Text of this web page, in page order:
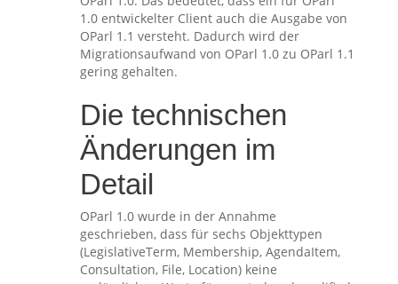
1.0 entwickelter Client auch die Ausgabe von
OParl 1.1 versteht. Dadurch wird der
Migrationsaufwand von OParl 1.0 zu OParl 1.1
gering gehalten.
Die technischen
Änderungen im
Detail
OParl 1.0 wurde in der Annahme
geschrieben, dass für sechs Objekttypen
(LegislativeTerm, Membership, AgendaItem,
Consultation, File, Location) keine